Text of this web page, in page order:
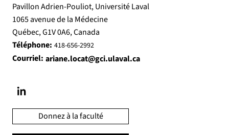
Pavillon Adrien-Pouliot, Université Laval
1065 avenue de la Médecine
Québec, G1V 0A6, Canada
Téléphone: 418-656-2992
Courriel: ariane.locat@gci.ulaval.ca
Donnez à la faculté